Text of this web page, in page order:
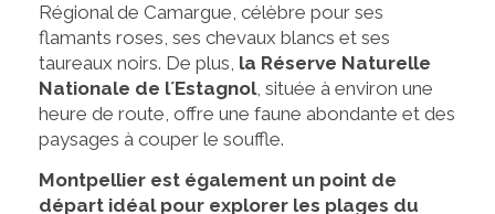
Régional de Camargue, célèbre pour ses
flamants roses, ses chevaux blancs et ses
taureaux noirs. De plus, la Réserve Naturelle
Nationale de l´Estagnol, située à environ une
heure de route, offre une faune abondante et des
paysages à couper le souffle.
Montpellier est également un point de
départ idéal pour explorer les plages du